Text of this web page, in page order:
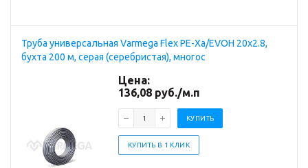
Труба универсальная Varmega Flex PE-Xa/EVOH 20x2.8,
бухта 200 м, серая (серебристая), многос
Цена:
136,08 руб./м.п
КУПИТЬ
КУПИТЬ В 1 КЛИК